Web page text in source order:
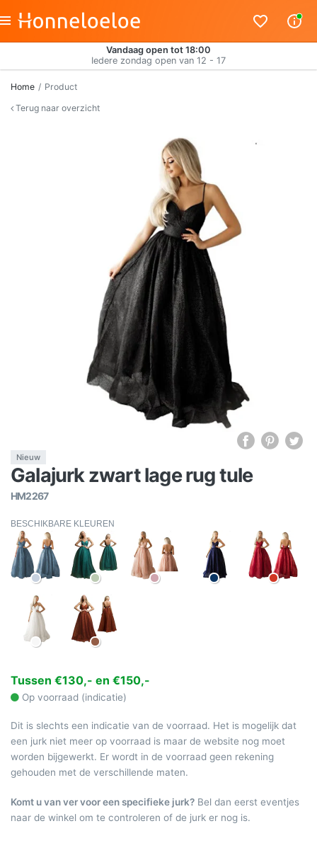
Vandaag open tot 18:00
Iedere zondag open van 12 - 17
Home
Product
Terug naar overzicht
Nieuw
Galajurk zwart lage rug tule
HM2267
BESCHIKBARE KLEUREN
Tussen €130,- en €150,-
Op voorraad (indicatie)
Dit is slechts een indicatie van de voorraad. Het is mogelijk dat
een jurk niet meer op voorraad is maar de website nog moet
worden bijgewerkt. Er wordt in de voorraad geen rekening
gehouden met de verschillende maten.
Komt u van ver voor een specifieke jurk? Bel dan eerst eventjes
naar de winkel om te controleren of de jurk er nog is.